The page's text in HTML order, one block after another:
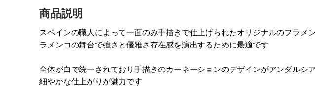
商品説明
スペインの職人によって一面のみ手描きで仕上げられたオリジナルのフラ
ラメンコの舞台で強さと優雅さ存在感を演出するために最適です
全体が白で統一されており手描きのカーネーションのデザインがアンダル
細やかな仕上がりが魅力です